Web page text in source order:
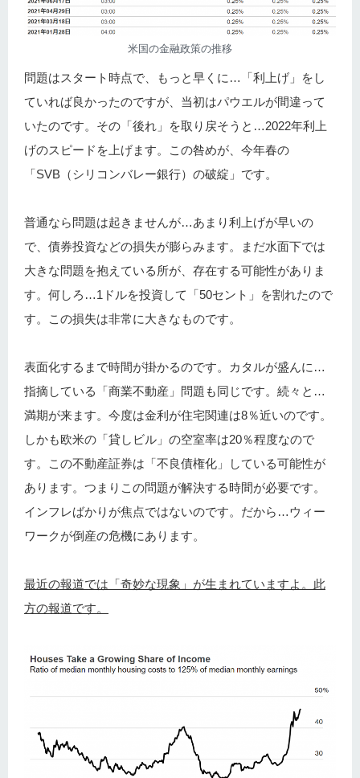
米国の金融政策の推移
問題はスタート時点で、もっと早くに…「利上げ」をし
ていれば良かったのですが、当初はパウエルが間違って
いたのです。その「後れ」を取り戻そうと…2022年利上
げのスピードを上げます。この咎めが、今年春の
「SVB（シリコンバレー銀行）の破綻」です。
普通なら問題は起きませんが…あまり利上げが早いの
で、債券投資などの損失が膨らみます。まだ水面下では
大きな問題を抱えている所が、存在する可能性がありま
す。何しろ…1ドルを投資して「50セント」を割れたので
す。この損失は非常に大きなものです。
表面化するまで時間が掛かるのです。カタルが盛んに…
指摘している「商業不動産」問題も同じです。続々と…
満期が来ます。今度は金利が住宅関連は8％近いのです。
しかも欧米の「貸しビル」の空室率は20％程度なので
す。この不動産証券は「不良債権化」している可能性が
あります。つまりこの問題が解決する時間が必要です。
インフレばかりが焦点ではないのです。だから…ウィー
ワークが倒産の危機にあります。
最近の報道では「奇妙な現象」が生まれていますよ。此
方の報道です。